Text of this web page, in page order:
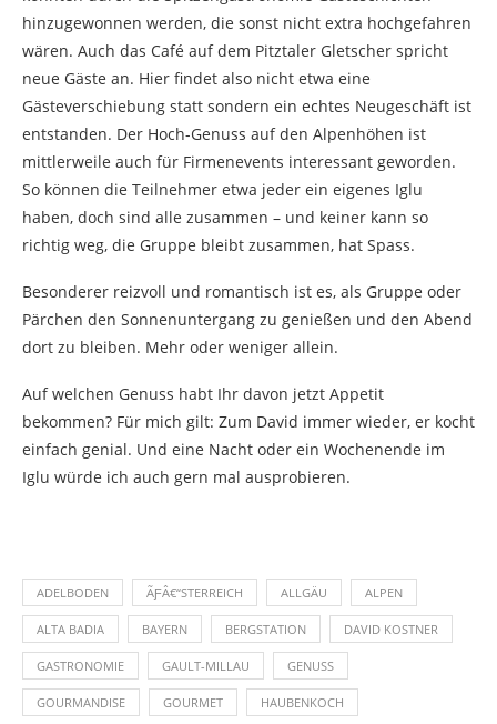
hinzugewonnen werden, die sonst nicht extra hochgefahren
wären. Auch das Café auf dem Pitztaler Gletscher spricht
neue Gäste an. Hier findet also nicht etwa eine
Gästeverschiebung statt sondern ein echtes Neugeschäft ist
entstanden. Der Hoch-Genuss auf den Alpenhöhen ist
mittlerweile auch für Firmenevents interessant geworden.
So können die Teilnehmer etwa jeder ein eigenes Iglu
haben, doch sind alle zusammen – und keiner kann so
richtig weg, die Gruppe bleibt zusammen, hat Spass.
Besonderer reizvoll und romantisch ist es, als Gruppe oder
Pärchen den Sonnenuntergang zu genießen und den Abend
dort zu bleiben. Mehr oder weniger allein.
Auf welchen Genuss habt Ihr davon jetzt Appetit
bekommen? Für mich gilt: Zum David immer wieder, er kocht
einfach genial. Und eine Nacht oder ein Wochenende im
Iglu würde ich auch gern mal ausprobieren.
ADELBODEN ÃƑÂ€“STERREICH ALLGÄU ALPEN
ALTA BADIA BAYERN BERGSTATION DAVID KOSTNER
GASTRONOMIE GAULT-MILLAU GENUSS
GOURMANDISE GOURMET HAUBENKOCH